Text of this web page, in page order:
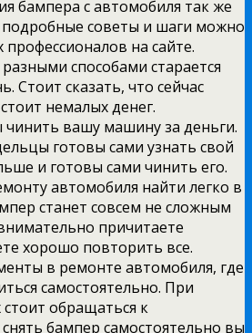
бампера с автомобиля так же
советы и шаги можно
на сайте.
способами старается
Стоит сказать, что сейчас
немалых денег.
чинить вашу машину за деньги.
готовы сами узнать свой
и готовы сами чинить его.
автомобиля найти легко в
станет совсем не сложным
причитаете
хорошо повторить все.
в ремонте автомобиля, где
самостоятельно. При
обращаться к
бампер самостоятельно вы